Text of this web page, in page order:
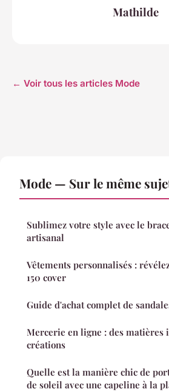
Mathilde
← Voir tous les articles Mode
Mode — Sur le même
Sublimez votre style avec le
artisanal
Vêtements personnalisés :
150 cover
Guide d'achat complet de
Mercerie en ligne : des matières
créations
Quelle est la manière chic de
de soleil avec une capeline à la